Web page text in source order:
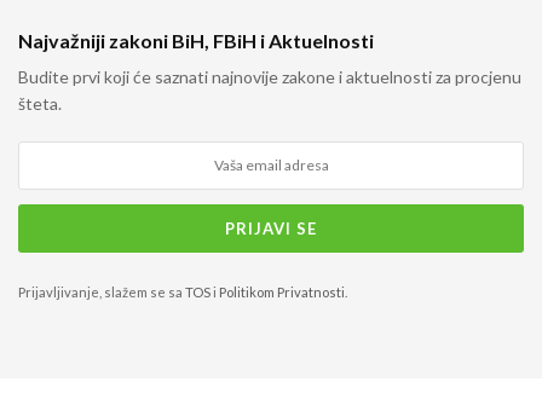
Najvažniji zakoni BiH, FBiH i Aktuelnosti
Budite prvi koji će saznati najnovije zakone i aktuelnosti za procjenu
šteta.
Prijavljivanje, slažem se sa TOSi Politikom Privatnosti